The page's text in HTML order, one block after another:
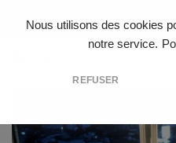
Nous utilisons des cookies
notre service.
REFUSER
Skip to content